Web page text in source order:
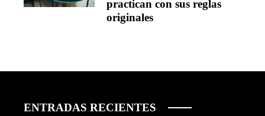
practican con sus reglas
originales
ENTRADAS RECIENTES